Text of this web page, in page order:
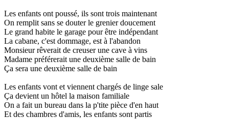
Les enfants ont poussé, ils sont trois maintenant
On remplit sans se douter le grenier doucement
Le grand habite le garage pour être indépendant
La cabane, c'est dommage, est à l'abandon
Monsieur rêverait de creuser une cave à vins
Madame préférerait une deuxième salle de bain
Ça sera une deuxième salle de bain
Les enfants vont et viennent chargés de linge sale
Ça devient un hôtel la maison familiale
On a fait un bureau dans la p'tite pièce d'en haut
Et des chambres d'amis, les enfants sont partis